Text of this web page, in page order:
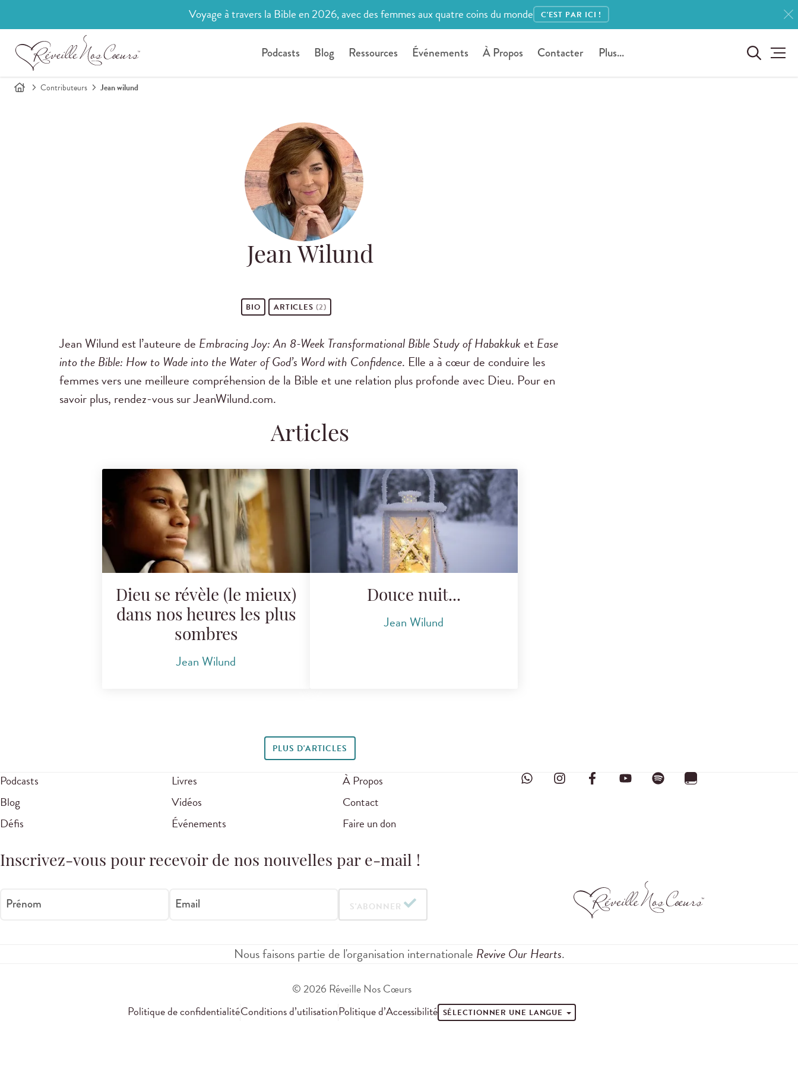
Voyage à travers la Bible en 2026, avec des femmes aux quatre coins du monde C'EST PAR ICI !
Podcasts Blog Ressources Événements À Propos Contacter Plus...
Contributeurs Jean wilund
Jean Wilund
BIO ARTICLES (2)
Jean Wilund est l’auteure de Embracing Joy: An 8-Week Transformational Bible Study of HabakkuketEase
into the Bible: How to Wade into the Water of God’s Word with Confidence. Elle a à cœur de conduire les
femmes vers une meilleure compréhension de la Bible et une relation plus profonde avec Dieu. Pour en
savoir plus, rendez-vous sur JeanWilund.com.
Articles
Dieu se révèle (le mieux)
dans nos heures les plus
sombres
Jean Wilund
Douce nuit...
Jean Wilund
PLUS D'ARTICLES
Podcasts
Blog
Défis
Livres
Vidéos
Événements
À Propos
Contact
Faire un don
Inscrivez-vous pour recevoir de nos nouvelles par e-mail !
Prénom Email S'ABONNER
Nous faisons partie de l'organisation internationale Revive Our Hearts.
© 2026 Réveille Nos Cœurs
Politique de confidentialitéConditions d’utilisationPolitique d’Accessibilité SÉLECTIONNER UNE LANGUE